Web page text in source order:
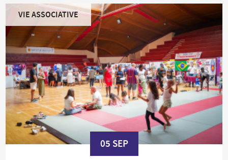
VIE ASSOCIATIVE
05 SEP